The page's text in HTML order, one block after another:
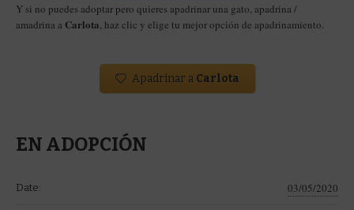
Y si no puedes adoptar pero quieres apadrinar una gato, apadrina /
amadrina a Carlota , haz clic y elige tu mejor opción de apadrinamiento.
Apadrinar a Carlota
EN ADOPCIÓN
Date: 03/05/2020